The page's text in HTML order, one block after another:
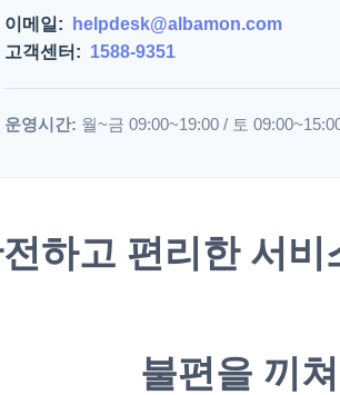
이메일:
helpdesk@albamon.com
고객센터: 1588-9351
운영시간: 월~금 09:00~19:00 / 토
하고 편리한 서
불편을 끼